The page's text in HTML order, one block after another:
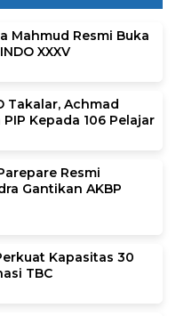
Mahmud Resmi Buka
XXXV
Takalar, Achmad
Kepada 106 Pelajar
Resmi
Gantikan AKBP
Kapasitas 30
TBC